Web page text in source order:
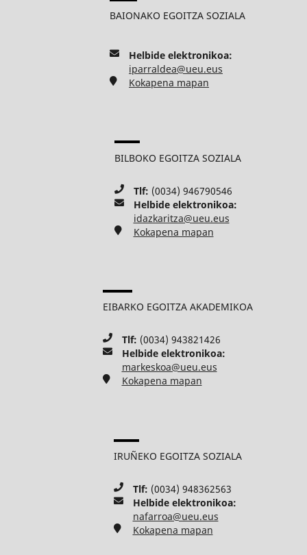
BAIONAKO EGOITZA SOZIALA
Helbide elektronikoa:
iparraldea@ueu.eus
Kokapena mapan
BILBOKO EGOITZA SOZIALA
Tlf: (0034) 946790546
Helbide elektronikoa:
idazkaritza@ueu.eus
Kokapena mapan
EIBARKO EGOITZA AKADEMIKOA
Tlf: (0034) 943821426
Helbide elektronikoa:
markeskoa@ueu.eus
Kokapena mapan
IRUÑEKO EGOITZA SOZIALA
Tlf: (0034) 948362563
Helbide elektronikoa:
nafarroa@ueu.eus
Kokapena mapan